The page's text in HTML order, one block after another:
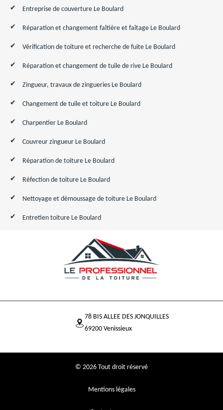
Entreprise de couverture Le Boulard
Réparation et changement faîtière et faîtage Le Boulard
Vérification de toiture et recherche de fuite Le Boulard
Réparation et changement de tuile de rive Le Boulard
Zingueur, travaux de zingueries Le Boulard
Changement de tuile et toiture Le Boulard
Charpentier Le Boulard
Couvreur zingueur Le Boulard
Réparation de toiture Le Boulard
Réfection de toiture Le Boulard
Nettoyage et démoussage de toiture Le Boulard
Entretien toiture Le Boulard
78 BIS ALLEE DES JONQUILLES
69200 Venissieux
© 2026 Tout droit réservé
Mentions légales